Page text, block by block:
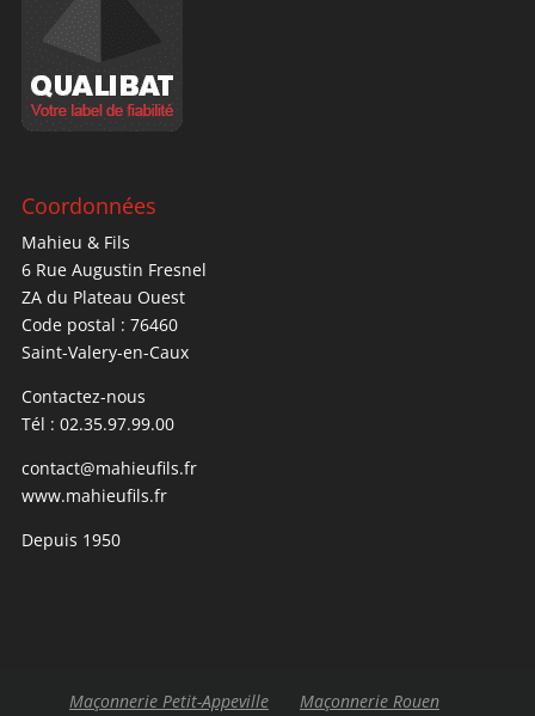
Coordonnées
Mahieu & Fils
6 Rue Augustin Fresnel
ZA du Plateau Ouest
Code postal : 76460
Saint-Valery-en-Caux
Contactez-nous
Tél : 02.35.97.99.00
contact@mahieufils.fr
www.mahieufils.fr
Depuis 1950
Maçonnerie Petit-Appeville
Maçonnerie Rouen